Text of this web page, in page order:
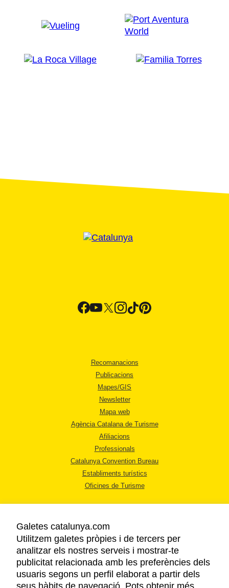
Recomanacions
Publicacions
Mapes/GIS
Newsletter
Mapa web
Agència Catalana de Turisme
Afiliacions
Professionals
Catalunya Convention Bureau
Establiments turístics
Oficines de Turisme
AVÍS LEGAL
POLÍTICA DE PRIVACITAT
COOKIES
Galetes catalunya.com
Utilitzem galetes pròpies i de tercers per
analitzar els nostres serveis i mostrar-te
publicitat relacionada amb les preferències dels
usuaris segons un perfil elaborat a partir dels
seus hàbits de navegació. Pots obtenir més